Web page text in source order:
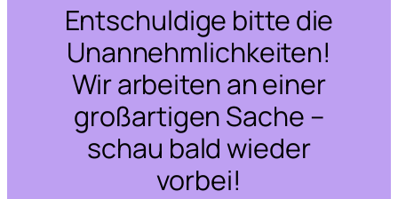
Entschuldige bitte die
Unannehmlichkeiten!
Wir arbeiten an einer
großartigen Sache –
schau bald wieder
vorbei!